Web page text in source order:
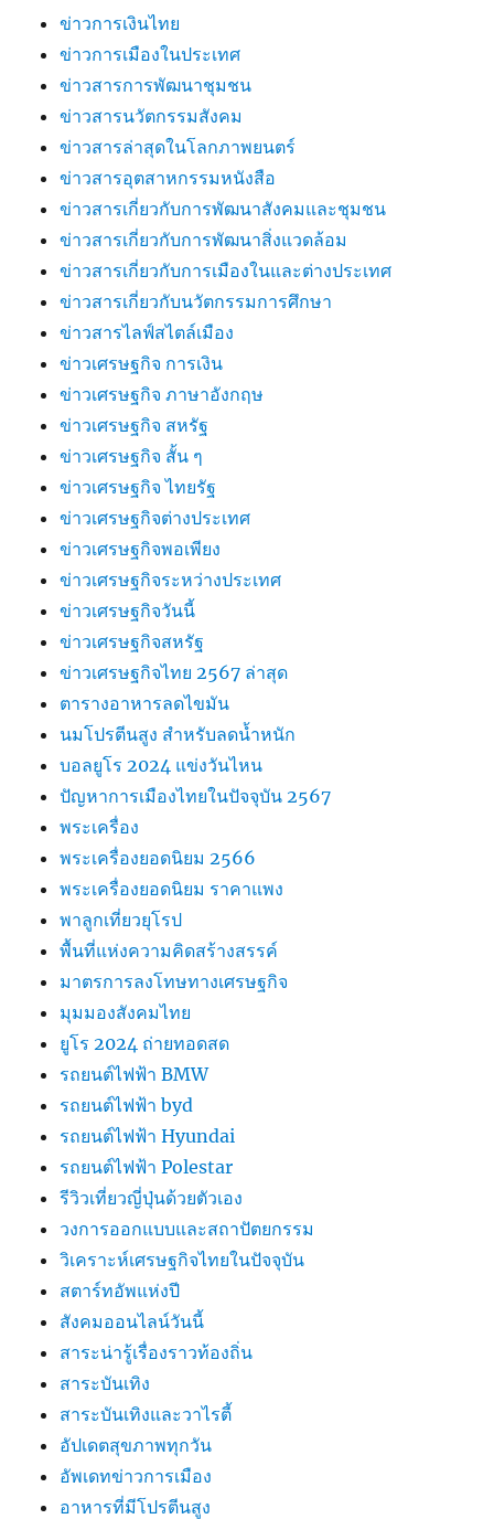
ข่าวการเงินไทย
ข่าวการเมืองในประเทศ
ข่าวสารการพัฒนาชุมชน
ข่าวสารนวัตกรรมสังคม
ข่าวสารล่าสุดในโลกภาพยนตร์
ข่าวสารอุตสาหกรรมหนังสือ
ข่าวสารเกี่ยวกับการพัฒนาสังคมและชุมชน
ข่าวสารเกี่ยวกับการพัฒนาสิ่งแวดล้อม
ข่าวสารเกี่ยวกับการเมืองในและต่างประเทศ
ข่าวสารเกี่ยวกับนวัตกรรมการศึกษา
ข่าวสารไลฟ์สไตล์เมือง
ข่าวเศรษฐกิจ การเงิน
ข่าวเศรษฐกิจ ภาษาอังกฤษ
ข่าวเศรษฐกิจ สหรัฐ
ข่าวเศรษฐกิจ สั้น ๆ
ข่าวเศรษฐกิจ ไทยรัฐ
ข่าวเศรษฐกิจต่างประเทศ
ข่าวเศรษฐกิจพอเพียง
ข่าวเศรษฐกิจระหว่างประเทศ
ข่าวเศรษฐกิจวันนี้
ข่าวเศรษฐกิจสหรัฐ
ข่าวเศรษฐกิจไทย 2567 ล่าสุด
ตารางอาหารลดไขมัน
นมโปรตีนสูง สำหรับลดน้ำหนัก
บอลยูโร 2024 แข่งวันไหน
ปัญหาการเมืองไทยในปัจจุบัน 2567
พระเครื่อง
พระเครื่องยอดนิยม 2566
พระเครื่องยอดนิยม ราคาแพง
พาลูกเที่ยวยุโรป
พื้นที่แห่งความคิดสร้างสรรค์
มาตรการลงโทษทางเศรษฐกิจ
มุมมองสังคมไทย
ยูโร 2024 ถ่ายทอดสด
รถยนต์ไฟฟ้า BMW
รถยนต์ไฟฟ้า byd
รถยนต์ไฟฟ้า Hyundai
รถยนต์ไฟฟ้า Polestar
รีวิวเที่ยวญี่ปุ่นด้วยตัวเอง
วงการออกแบบและสถาปัตยกรรม
วิเคราะห์เศรษฐกิจไทยในปัจจุบัน
สตาร์ทอัพแห่งปี
สังคมออนไลน์วันนี้
สาระน่ารู้เรื่องราวท้องถิ่น
สาระบันเทิง
สาระบันเทิงและวาไรตี้
อัปเดตสุขภาพทุกวัน
อัพเดทข่าวการเมือง
อาหารที่มีโปรตีนสูง